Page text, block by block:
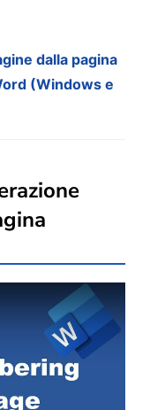
dalla pagina
(Windows e